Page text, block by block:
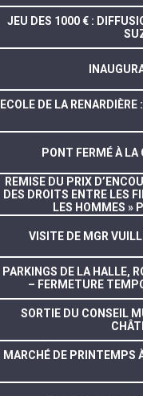
JEU DES 1000 € :
ECOLE DE LA
PONT FERMÉ À
REMISE DU PRIX
DES DROITS ENTRE LES
LES HOMMES »
VISITE DE MGR
PARKINGS DE LA HALLE,
– FERMETURE
SORTIE DU CONSEIL
MARCHÉ DE PRINTEMPS